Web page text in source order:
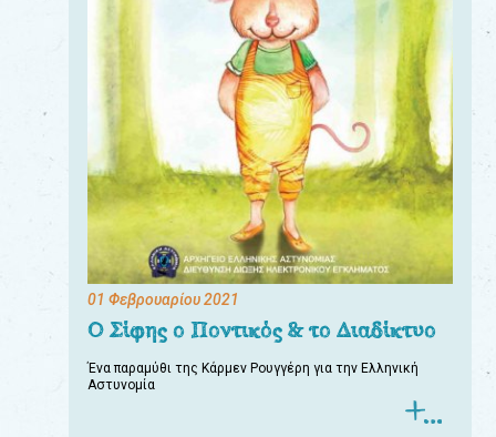
01 Φεβρουαρίου 2021
Ο Σίφης ο Ποντικός & το Διαδίκτυο
Ένα παραμύθι της Κάρμεν Ρουγγέρη για την Ελληνική
Αστυνομία